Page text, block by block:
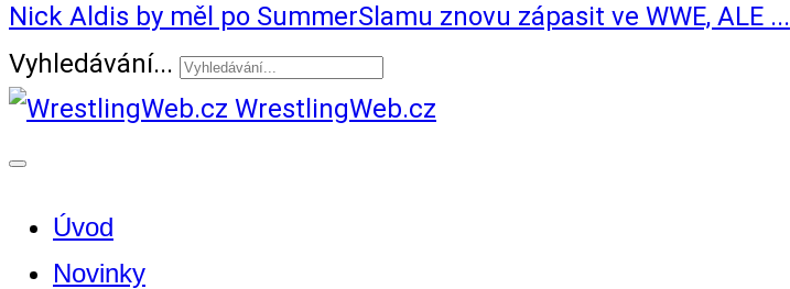
Nick Aldis by měl po SummerSlamu znovu zápasit ve WWE, ALE ...
Vyhledávání...
WrestlingWeb.cz
Úvod
Novinky